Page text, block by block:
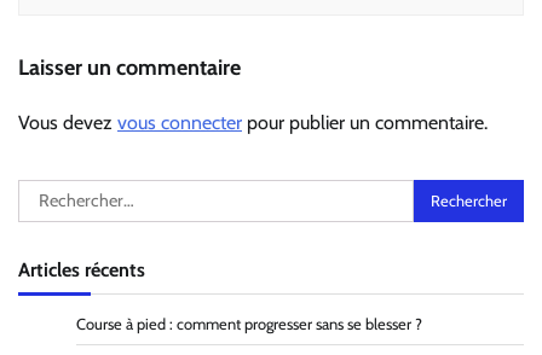
Laisser un commentaire
Vous devez vous connecter pour publier un commentaire.
Rechercher :
Articles récents
Course à pied : comment progresser sans se blesser ?